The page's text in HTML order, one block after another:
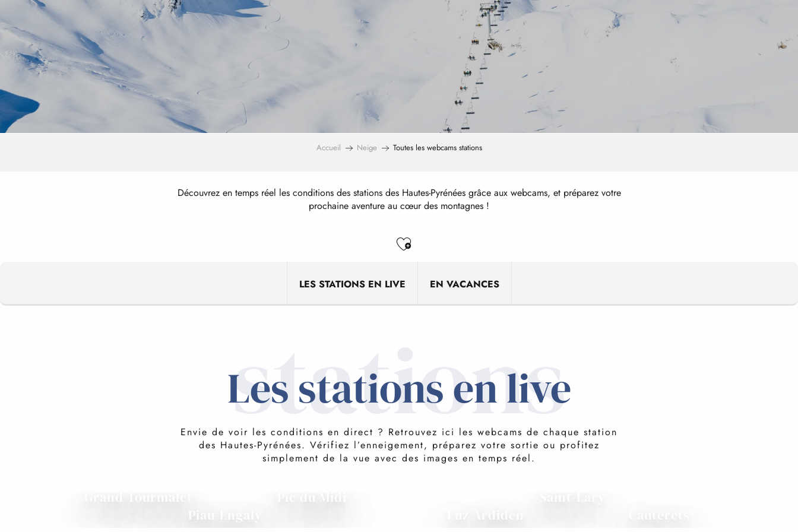
Accueil Neige Toutes les webcams stations
Découvrez en temps réel les conditions des stations des Hautes-Pyrénées grâce aux webcams, et préparez votre
prochaine aventure au cœur des montagnes !
Ajouter aux favoris
LES STATIONS EN LIVE EN VACANCES
stations
Les stations en live
Envie de voir les conditions en direct ? Retrouvez ici les webcams de chaque station
des Hautes-Pyrénées. Vérifiez l’enneigement, préparez votre sortie ou profitez
simplement de la vue avec des images en temps réel.
Piau-Engaly